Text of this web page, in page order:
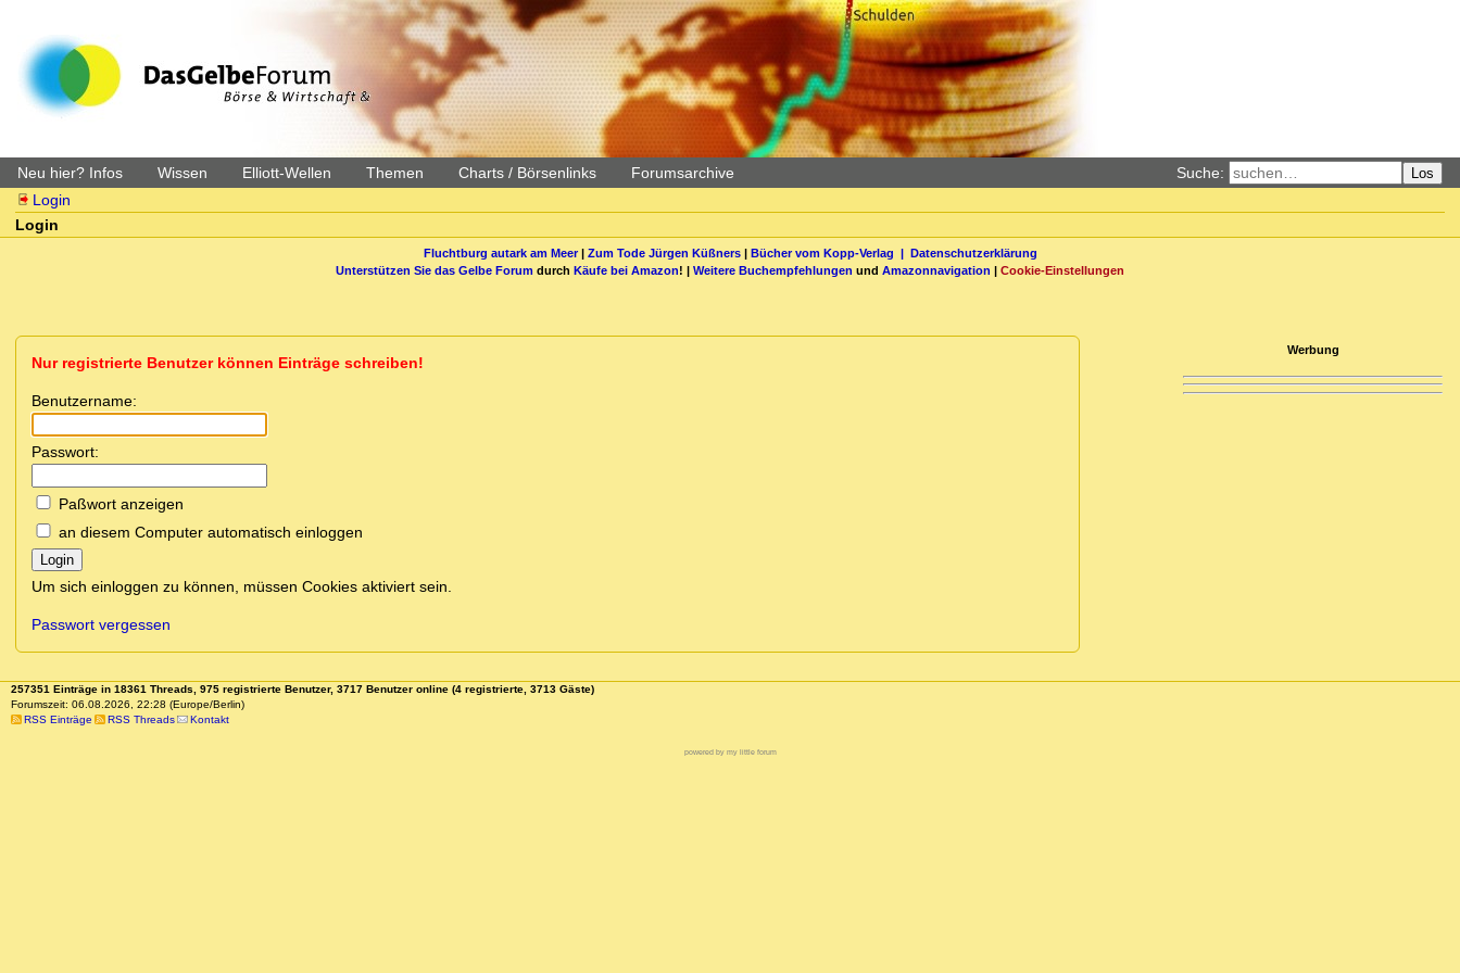
Neu hier? Infos Wissen Elliott-Wellen Themen Charts / Börsenlinks Forumsarchive Suche: Los
Login
Login
Fluchtburg autark am Meer| Zum Tode Jürgen Küßners| Bücher vom Kopp-Verlag | Datenschutzerklärung
Unterstützen Sie das Gelbe Forum durch Käufe bei Amazon! | Weitere Buchempfehlungen und Amazonnavigation | Cookie-Einstellungen
Nur registrierte Benutzer können Einträge schreiben!
Benutzername:
Passwort:
Paßwort anzeigen
an diesem Computer automatisch einloggen
Login
Um sich einloggen zu können, müssen Cookies aktiviert sein.
Passwort vergessen
Werbung
257351 Einträge in 18361 Threads, 975 registrierte Benutzer, 3717 Benutzer online (4 registrierte, 3713 Gäste)
Forumszeit: 06.08.2026, 22:28 (Europe/Berlin)
RSS Einträge
RSS Threads Kontakt
powered by my little forum